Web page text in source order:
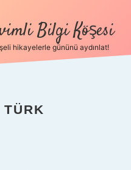
Bilgi Köşesi
hikayelerle gününü aydınlat!